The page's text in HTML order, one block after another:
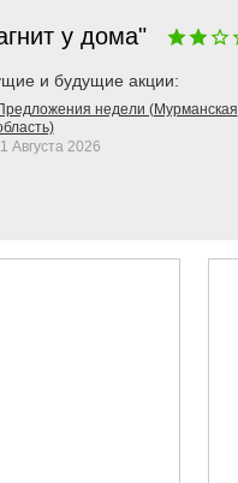
у дома"
и будущие акции:
недели (Мурманская
Августа 2026